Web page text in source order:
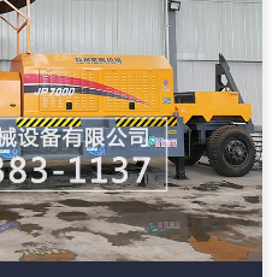
结构能提升施工效率，...